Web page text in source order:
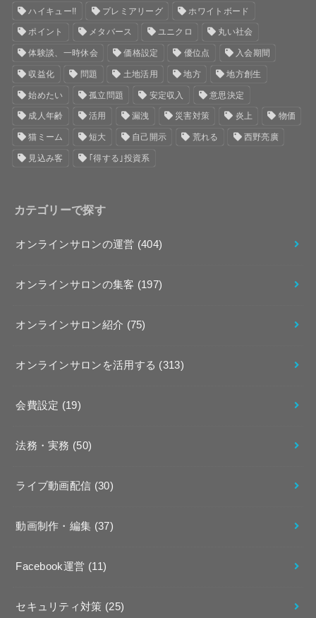
ハイキュー!! プレミアリーグ ホワイトボード
ポイント メタバース ユニクロ 丸い社会
体験談、一時休会 価格設定 優位点 入会期間
収益化 問題 土地活用 地方 地方創生
始めたい 孤立問題 安定収入 意思決定
成人年齢 活用 漏洩 災害対策 炎上 物価
猫ミーム 短大 自己開示 荒れる 西野亮廣
見込み客 ｢得する｣投資系
カテゴリーで探す
オンラインサロンの運営 (404)
オンラインサロンの集客 (197)
オンラインサロン紹介 (75)
オンラインサロンを活用する (313)
会費設定 (19)
法務・実務 (50)
ライブ動画配信 (30)
動画制作・編集 (37)
Facebook運営 (11)
セキュリティ対策 (25)